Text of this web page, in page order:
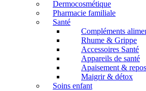
Dermocosmétique
Pharmacie familiale
Santé
Compléments
Rhume & Grippe
Accessoires Santé
Appareils de santé
Apaisement & repos
Maigrir & détox
Soins enfant